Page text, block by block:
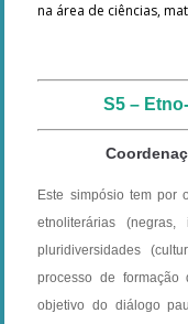
na área de ciências,
S5 –
Este simpósio tem por
etnoliterárias
pluridiversidades
processo de
objetivo do diálogo